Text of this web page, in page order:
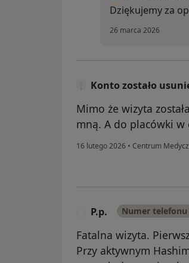
Dziękujemy za
26 marca 2026
Konto zostało
Mimo że wizyta
mną. A do placówki
16 lutego 2026 • Centrum
P.p. Numer
Fatalna wizyta.
Przy aktywnym